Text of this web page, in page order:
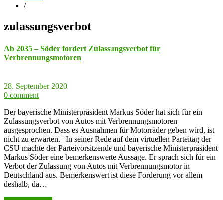
/
zulassungsverbot
Ab 2035 – Söder fordert Zulassungsverbot für
Verbrennungsmotoren
28. September 2020
0 comment
Der bayerische Ministerpräsident Markus Söder hat sich für ein
Zulassungsverbot von Autos mit Verbrennungsmotoren
ausgesprochen. Dass es Ausnahmen für Motorräder geben wird, ist
nicht zu erwarten. | In seiner Rede auf dem virtuellen Parteitag der
CSU machte der Parteivorsitzende und bayerische Ministerpräsident
Markus Söder eine bemerkenswerte Aussage. Er sprach sich für ein
Verbot der Zulassung von Autos mit Verbrennungsmotor in
Deutschland aus. Bemerkenswert ist diese Forderung vor allem
deshalb, da…